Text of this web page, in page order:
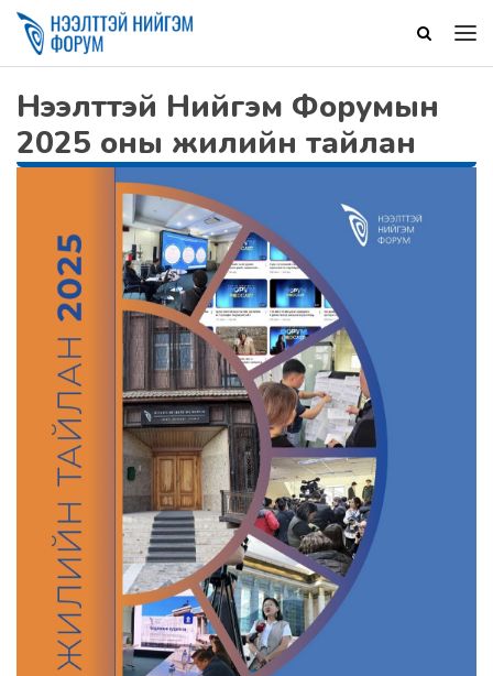
Нээлттэй Нийгэм Форумын
2025 оны жилийн тайлан